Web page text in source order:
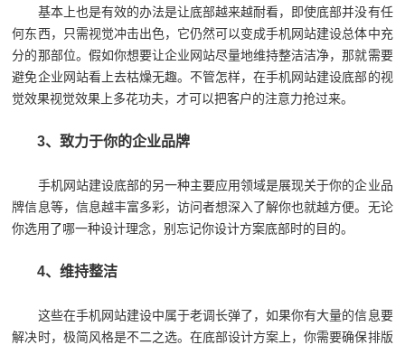
基本上也是有效的办法是让底部越来越耐看，即使底部并没有任
何东西，只需视觉冲击出色，它仍然可以变成手机网站建设总体中充
分的那部位。假如你想要让企业网站尽量地维持整洁洁净，那就需要
避免企业网站看上去枯燥无趣。不管怎样，在手机网站建设底部的视
觉效果视觉效果上多花功夫，才可以把客户的注意力抢过来。
3、致力于你的企业品牌
手机网站建设底部的另一种主要应用领域是展现关于你的企业品
牌信息等，信息越丰富多彩，访问者想深入了解你也就越方便。无论
你选用了哪一种设计理念，别忘记你设计方案底部时的目的。
4、维持整洁
这些在手机网站建设中属于老调长弹了，如果你有大量的信息要
解决时，极简风格是不二之选。在底部设计方案上，你需要确保排版